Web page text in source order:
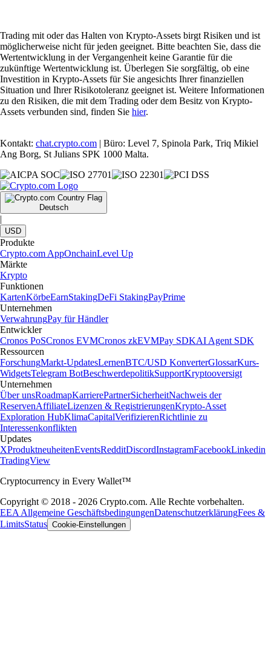
Trading mit oder das Halten von Krypto-Assets birgt Risiken und ist
möglicherweise nicht für jeden geeignet. Bitte beachten Sie, dass die
Wertentwicklung in der Vergangenheit keine Garantie für die
zukünftige Wertentwicklung ist. Überlegen Sie sorgfältig, ob eine
Investition in Krypto-Assets für Sie angesichts Ihrer finanziellen
Situation und Ihrer Risikotoleranz geeignet ist. Weitere Informationen
zu den Risiken, die mit dem Trading oder dem Besitz von Krypto-
Assets verbunden sind, finden Sie hier.
Kontakt: chat.crypto.com | Büro: Level 7, Spinola Park, Triq Mikiel
Ang Borg, St Julians SPK 1000 Malta.
Deutsch
|
USD
Produkte
Crypto.com AppOnchainLevel Up
Märkte
Krypto
Funktionen
KartenKörbeEarnStakingDeFi StakingPayPrime
Unternehmen
VerwahrungPay für Händler
Entwickler
Cronos PoSCronos EVMCronos zkEVMPay SDKAI Agent SDK
Ressourcen
ForschungMarkt-UpdatesLernenBTC/USD KonverterGlossarKurs-
WidgetsTelegram BotBeschwerdepolitikSupportKryptooversigt
Unternehmen
Über unsRoadmapKarrierePartnerSicherheitNachweis der
ReservenAffiliateLizenzen & RegistrierungenKrypto-Asset
Exploration HubKlimaCapitalVerifizierenRichtlinie zu
Interessenkonflikten
Updates
XProduktneuheitenEventsRedditDiscordInstagramFacebookLinkedin
TradingView
Cryptocurrency in Every Wallet™
Copyright © 2018 - 2026 Crypto.com. Alle Rechte vorbehalten.
EEA Allgemeine GeschäftsbedingungenDatenschutzerklärungFees &
LimitsStatus Cookie-Einstellungen